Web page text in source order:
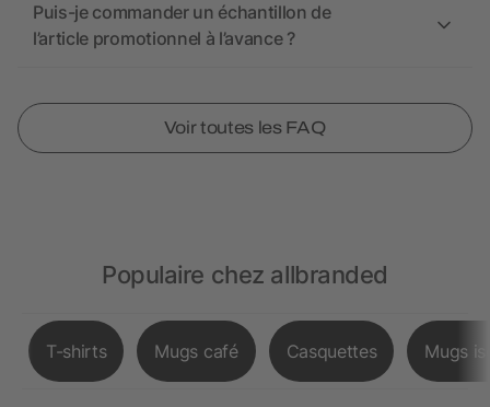
Puis-je commander un échantillon de
l’article promotionnel à l’avance ?
Voir toutes les FAQ
Populaire chez allbranded
T-shirts Mugs café Casquettes Mugs